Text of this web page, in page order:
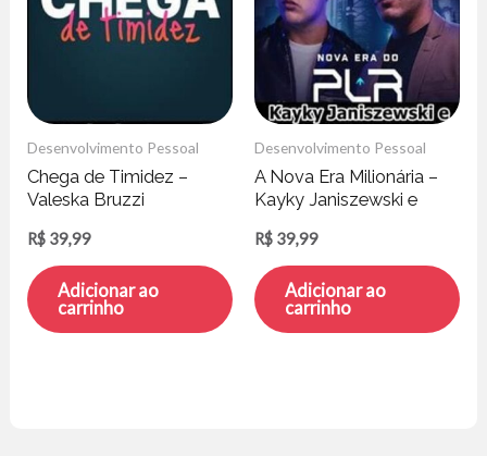
Desenvolvimento Pessoal
Chega de Timidez –
Valeska Bruzzi
R$ 39,99
Adicionar ao
carrinho
Desenvolvimento Pessoal
A Nova Era Milionária –
Kayky Janiszewski e
R$ 39,99
Adicionar ao
carrinho